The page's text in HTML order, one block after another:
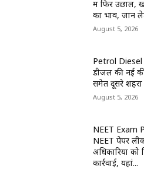
में फिर उछाल,
का भाव, जानें
August 5, 2026
Petrol Diesel
डीजल की नई
समेत दूसरे
August 5, 2026
NEET Exam
NEET पेपर
अधिकारियों को
कार्रवाई, यहां...